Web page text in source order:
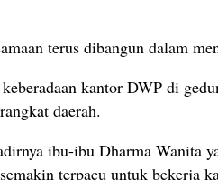
terus dibangun dalam
kantor DWP di
daerah.
ibu-ibu Dharma Wanita
terpacu untuk bekerja